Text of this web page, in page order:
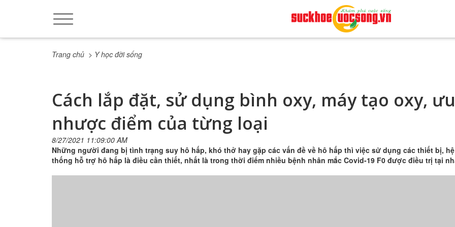
Trang chủ > Y học đời sống
Cách lắp đặt, sử dụng bình oxy, máy tạo oxy, ưu
nhược điểm của từng loại
8/27/2021 11:09:00 AM
Những người đang bị tình trạng suy hô hấp, khó thở hay gặp các vấn đề về hô hấp thì việc sử dụng các thiết bị, hệ
thống hỗ trợ hô hấp là điều cần thiết, nhất là trong thời điểm nhiều bệnh nhân mắc Covid-19 F0 được điều trị tại